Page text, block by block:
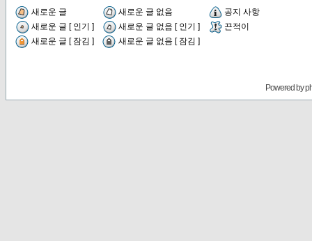
새로운 글 새로운 글 없음
공지 사항
새로운 글 [ 인기 ]
새로운 글 없음 [ 인기 ]
끈적이
새로운 글 [ 잠김 ]
새로운 글 없음 [ 잠김 ]
Powered by